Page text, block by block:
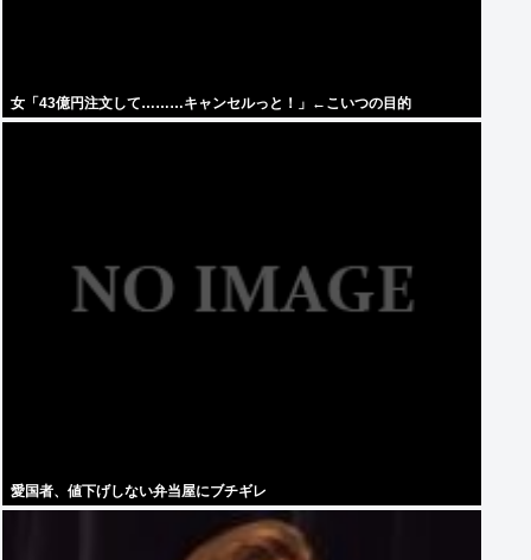
女「43億円注文して………キャンセルっと！」←こいつの目的
愛国者、値下げしない弁当屋にブチギレ